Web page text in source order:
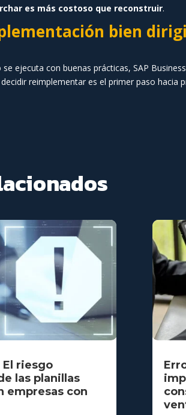
es más costoso que reconstruir.
bien
ejecuta con buenas prácticas, SAP
reimplementar es el primer paso
El riesgo
las planillas
empresas con